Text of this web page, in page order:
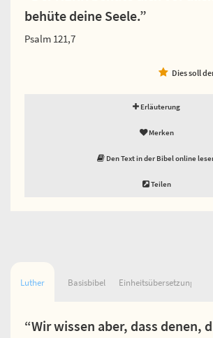
behüte deine Seele.”
Psalm 121,7
Dies soll
Erläuterung
Merken
Den Text in der Bibel online
Teilen
Luther Basisbibel Einheitsübersetzung
“Wir wissen aber, dass denen,